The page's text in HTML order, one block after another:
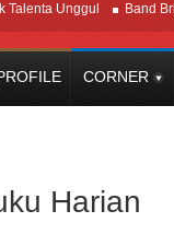
Unggul Band Britpop
CORNER
Harian